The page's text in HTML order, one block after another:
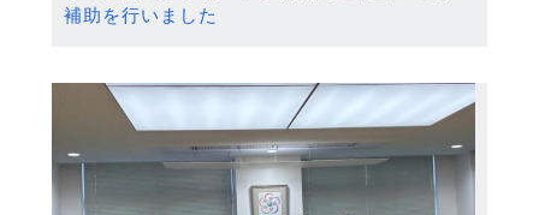
補助を行いました